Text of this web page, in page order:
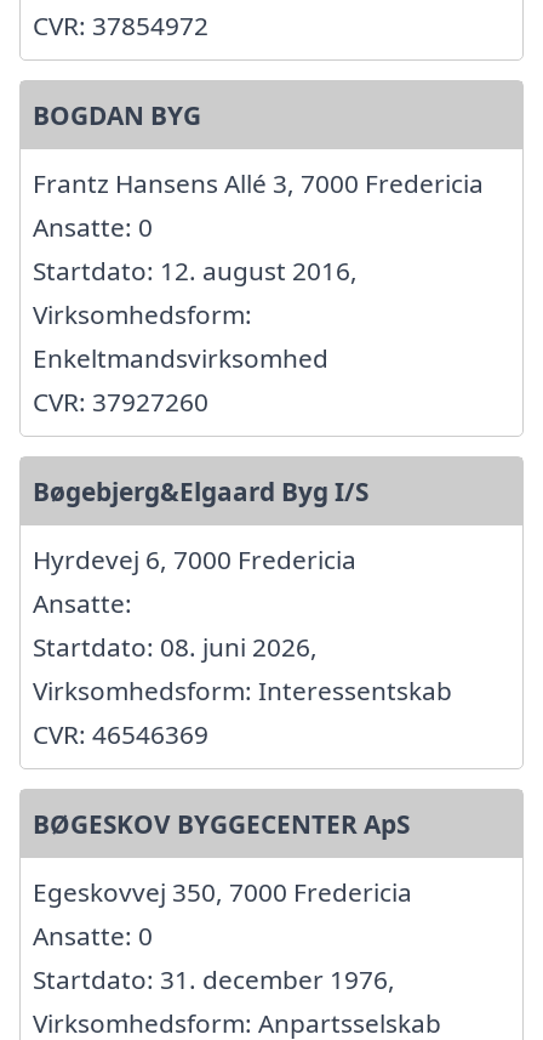
CVR: 37854972
BOGDAN BYG
Frantz Hansens Allé 3, 7000 Fredericia
Ansatte: 0
Startdato: 12. august 2016,
Virksomhedsform:
Enkeltmandsvirksomhed
CVR: 37927260
Bøgebjerg&Elgaard Byg I/S
Hyrdevej 6, 7000 Fredericia
Ansatte:
Startdato: 08. juni 2026,
Virksomhedsform: Interessentskab
CVR: 46546369
BØGESKOV BYGGECENTER ApS
Egeskovvej 350, 7000 Fredericia
Ansatte: 0
Startdato: 31. december 1976,
Virksomhedsform: Anpartsselskab